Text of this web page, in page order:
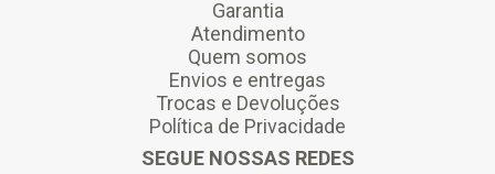
Garantia
Atendimento
Quem somos
Envios e entregas
Trocas e Devoluções
Política de Privacidade
SEGUE NOSSAS REDES